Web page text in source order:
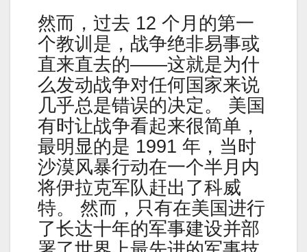
然而，过去 12 个月的第一
个教训是，战争绝非易事或
直来直去的——这就是为什
么发动战争对任何国家来说
几乎总是错误的决定。 美国
有时让战争看起来很简单，
最明显的是 1991 年，当时
沙漠风暴行动在一个半月内
将伊拉克军队赶出了科威
特。 然而，只有在美国进行
了长达十年的军事建设并部